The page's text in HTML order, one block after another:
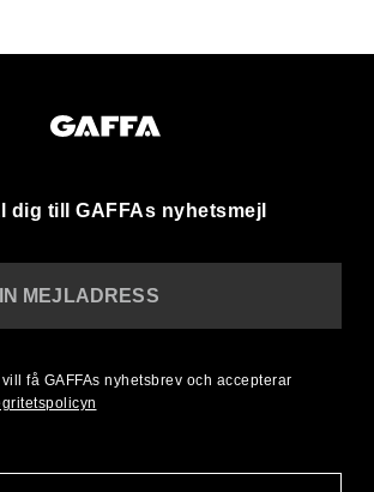
dig till GAFFAs nyhetsmejl
MEJLADRESS
få GAFFAs nyhetsbrev och accepterar